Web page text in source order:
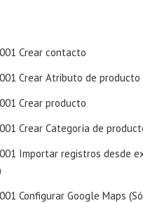
Crear contacto
Crear Atributo de producto
Crear producto
Crear Categoría de
Importar registros desde
Configurar Google Maps